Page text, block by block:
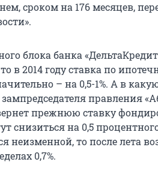
сроком на 176 месяцев,
блока банка
в 2014 году ставка по
– на 0,5-1%. А в
правления
прежнюю ставку
снизиться на 0,5
неизменной, то после лета
0,7%.